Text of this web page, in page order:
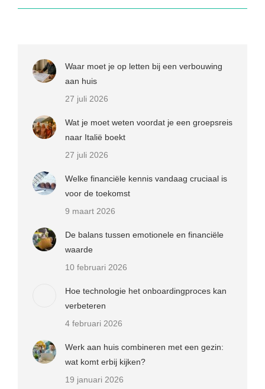
Waar moet je op letten bij een verbouwing
aan huis
27 juli 2026
Wat je moet weten voordat je een groepsreis
naar Italië boekt
27 juli 2026
Welke financiële kennis vandaag cruciaal is
voor de toekomst
9 maart 2026
De balans tussen emotionele en financiële
waarde
10 februari 2026
Hoe technologie het onboardingproces kan
verbeteren
4 februari 2026
Werk aan huis combineren met een gezin:
wat komt erbij kijken?
19 januari 2026